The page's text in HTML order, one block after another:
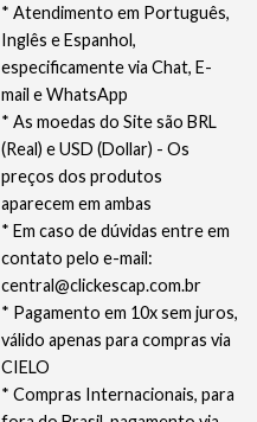
* Atendimento em Português,
Inglês e Espanhol,
especificamente via Chat, E-
mail e WhatsApp
* As moedas do Site são BRL
(Real) e USD (Dollar) - Os
preços dos produtos
aparecem em ambas
* Em caso de dúvidas entre em
contato pelo e-mail:
central@clickescap.com.br
* Pagamento em 10x sem juros,
válido apenas para compras via
CIELO
* Compras Internacionais, para